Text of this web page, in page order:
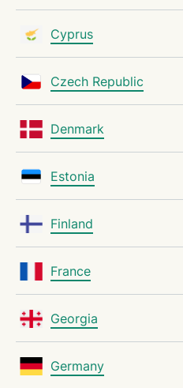
Cyprus
Czech Republic
Denmark
Estonia
Finland
France
Georgia
Germany